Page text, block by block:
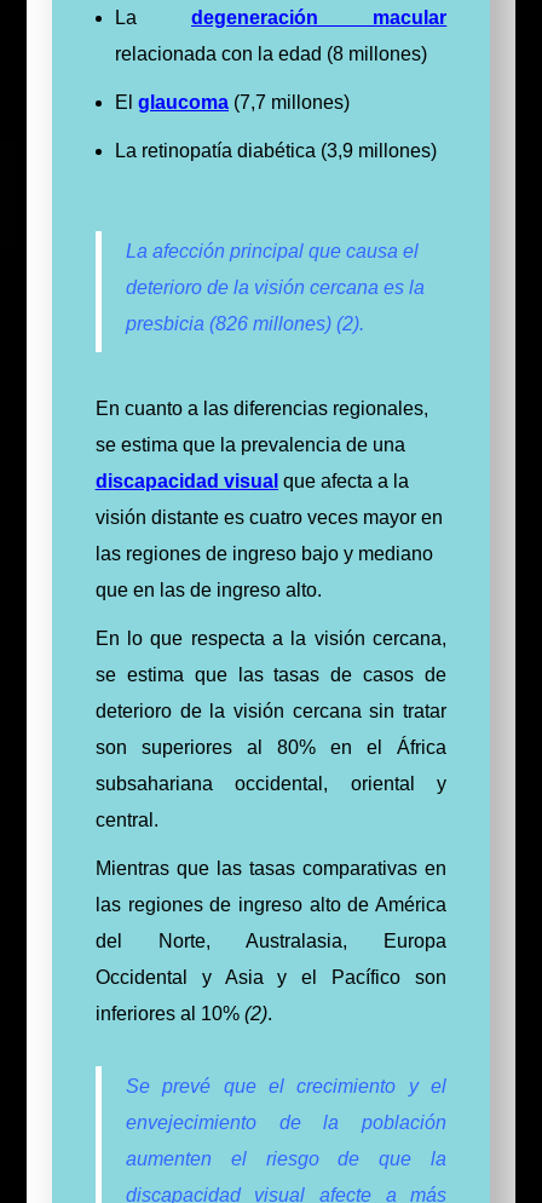
La degeneración macular
relacionada con la edad (8 millones)
El glaucoma(7,7 millones)
La retinopatía diabética (3,9 millones)
La afección principal que causa el
deterioro de la visión cercana es la
presbicia (826 millones) (2).
En cuanto a las diferencias regionales,
se estima que la prevalencia de una
discapacidad visual que afecta a la
visión distante es cuatro veces mayor en
las regiones de ingreso bajo y mediano
que en las de ingreso alto.
En lo que respecta a la visión cercana,
se estima que las tasas de casos de
deterioro de la visión cercana sin tratar
son superiores al 80% en el África
subsahariana occidental, oriental y
central.
Mientras que las tasas comparativas en
las regiones de ingreso alto de América
del Norte, Australasia, Europa
Occidental y Asia y el Pacífico son
inferiores al 10% (2).
Se prevé que el crecimiento y el
envejecimiento de la población
aumenten el riesgo de que la
discapacidad visual afecte a más